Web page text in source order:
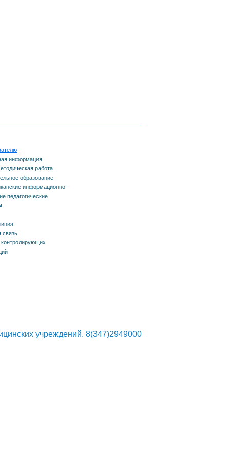
информация
работа
образование
информационно-
педагогические
связь
контролирующих
учреждений. 8(347)2949000